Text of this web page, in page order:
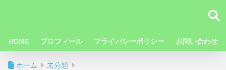
HOME プロフィール プライバシーポリシー お問い合わせ
ホーム 未分類